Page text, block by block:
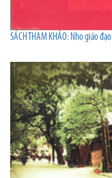
SÁCH THAM KHẢO: Nho giáo